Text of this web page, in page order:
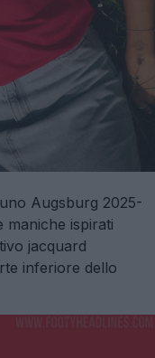
Augsburg 2025-
maniche ispirati
jacquard
inferiore dello